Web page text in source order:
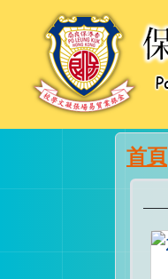
首頁